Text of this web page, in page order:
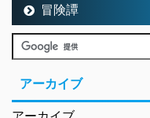
冒険譚
アーカイブ